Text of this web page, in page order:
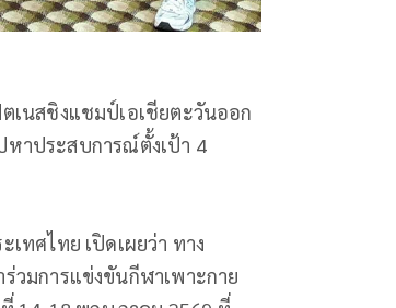
เนสชิงแชมป์เอเชียตะวันออก
หาประสบการณ์ตั้งเป้า 4
ทศไทย เปิดเผยว่า ทาง
วมการแข่งขันกีฬาเพาะกาย